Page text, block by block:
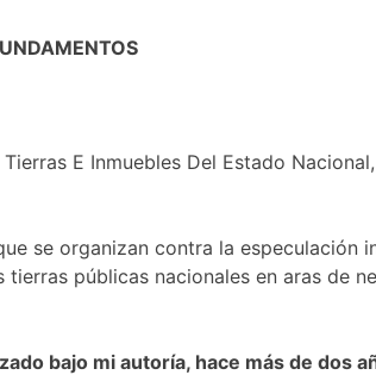
E Inmuebles Del Estado
se organizan contra la especulación
públicas nacionales en aras de
bajo mi autoría, hace más de dos